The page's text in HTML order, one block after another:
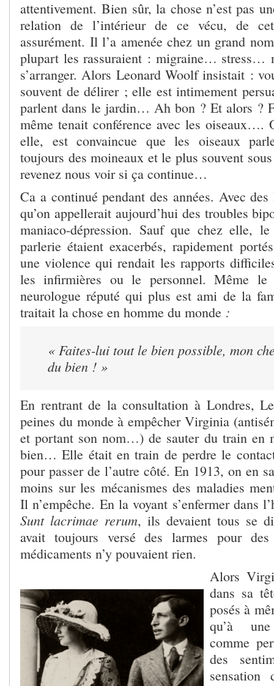
attentivement. Bien sûr, la chose n’est pas
relation de l’intérieur de ce vécu, de
assurément. Il l’a amenée chez un grand
plupart les rassuraient : migraine… stress…
s’arranger. Alors Leonard Woolf insistait :
souvent de délirer ; elle est intimement
parlent dans le jardin… Ah bon ? Et alors ?
même tenait conférence avec les oiseaux….
elle, est convaincue que les oiseaux
toujours des moineaux et le plus souvent
revenez nous voir si ça continue…
Ca a continué pendant des années. Avec
qu’on appellerait aujourd’hui des troubles
maniaco-dépression. Sauf que chez elle,
parlerie étaient exacerbés, rapidement
une violence qui rendait les rapports
les infirmières ou le personnel. Même le
neurologue réputé qui plus est ami de la
traitait la chose en homme du monde :
« Faites-lui tout le bien possible, mon
du bien ! »
En rentrant de la consultation à Londres,
peines du monde à empêcher Virginia
et portant son nom…) de sauter du train en
bien… Elle était en train de perdre le
pour passer de l’autre côté. En 1913, on en
moins sur les mécanismes des maladies
Il n’empêche. En la voyant s’enfermer dans
Sunt lacrimae rerum, ils devaient tous se
avait toujours versé des larmes pour
médicaments n’y pouvaient rien.
Alors
dans sa
posés à
qu’à
comme
des
sensation